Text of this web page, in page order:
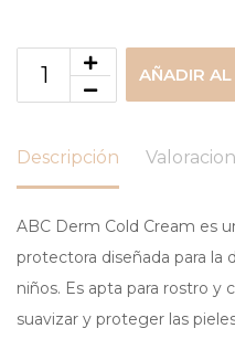
AÑADIR
Descripción
ABC Derm Cold Cream es
protectora diseñada para la
niños. Es apta para rostro y
suavizar y proteger las